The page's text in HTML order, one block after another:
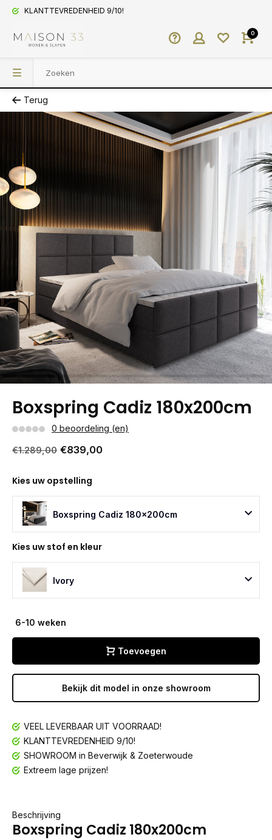
KLANTTEVREDENHEID 9/10!
0
Terug
Boxspring Cadiz 180x200cm
0 beoordeling (en)
€1.289,00 €839,00
Kies uw opstelling
Boxspring Cadiz 180x200cm
Kies uw stof en kleur
Ivory
6-10 weken
Toevoegen
Bekijk dit model in onze showroom
VEEL LEVERBAAR UIT VOORRAAD!
KLANTTEVREDENHEID 9/10!
SHOWROOM in Beverwijk & Zoeterwoude
Extreem lage prijzen!
Beschrijving
Boxspring Cadiz 180x200cm